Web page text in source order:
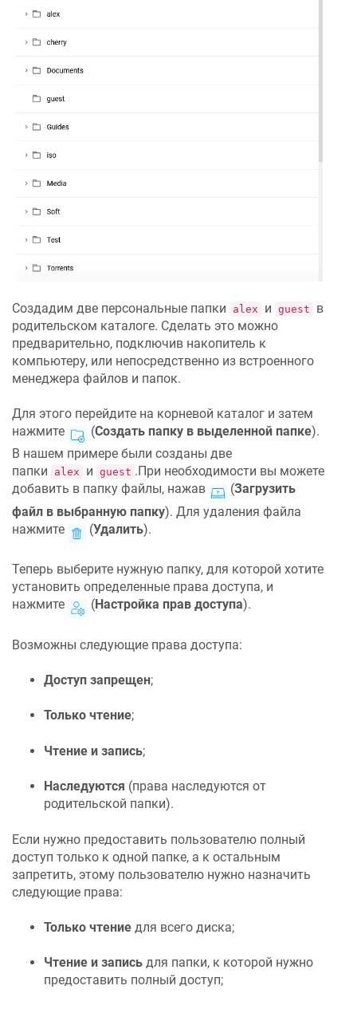
Создадим две персональные папки alex и guest
в
родительском каталоге. Сделать это можно
предварительно, подключив накопитель к
компьютеру, или непосредственно из встроенного
менеджера файлов и папок.
Для этого перейдите на корневой каталог и затем
нажмите
(Создать папку в выделенной папке).
В нашем примере были созданы две
папки
alex и guest .При необходимости вы можете
добавить в папку файлы, нажав
(Загрузить
файл в выбранную папку). Для удаления файла
нажмите
(Удалить).
Теперь выберите нужную папку, для которой хотите
установить определенные права доступа, и
нажмите
(Настройка прав доступа).
Возможны следующие права доступа:
Доступ запрещен;
Только чтение;
Чтение и запись;
Наследуются (права наследуются от
родительской папки).
Если нужно предоставить пользователю полный
доступ только к одной папке, а к остальным
запретить, этому пользователю нужно назначить
следующие права:
Только чтение для всего диска;
Чтение и запись для папки, к которой нужно
предоставить полный доступ;